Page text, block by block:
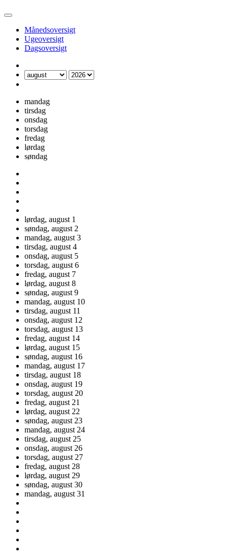
Månedsoversigt
Ugeoversigt
Dagsoversigt
mandag
tirsdag
onsdag
torsdag
fredag
lørdag
søndag
lørdag, august 1
søndag, august 2
mandag, august 3
tirsdag, august 4
onsdag, august 5
torsdag, august 6
fredag, august 7
lørdag, august 8
søndag, august 9
mandag, august 10
tirsdag, august 11
onsdag, august 12
torsdag, august 13
fredag, august 14
lørdag, august 15
søndag, august 16
mandag, august 17
tirsdag, august 18
onsdag, august 19
torsdag, august 20
fredag, august 21
lørdag, august 22
søndag, august 23
mandag, august 24
tirsdag, august 25
onsdag, august 26
torsdag, august 27
fredag, august 28
lørdag, august 29
søndag, august 30
mandag, august 31